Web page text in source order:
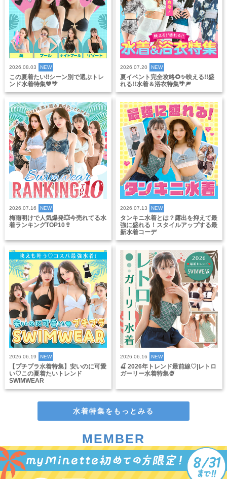
2026.08.03 NEW
この夏着たい‼️シーン別で選ぶトレ
ンド水着特集💙🌴
2026.07.20 NEW
夏イベント完全攻略🌻✨映える!!盛
れる!!水着＆浴衣特集🌴🎆
2026.07.16 NEW
梅雨明けで人気爆発💥今売れてる水
着ランキングTOP10👙
2026.07.13 NEW
タンキニ水着とは？露出を抑えて最
強に盛れる！スタイルアップする最
新水着コーデ
2026.06.19 NEW
【プチプラ水着特集】安いのに可愛
い♡この夏着たいトレンド
SWIMWEAR
2026.06.16 NEW
🍒 2026年トレンド最前線♡|レトロ
ガーリー水着特集🍨
水着特集をもっとみる
MEMBER